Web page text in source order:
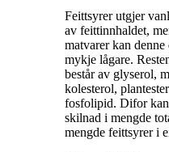
Feittsyrer utgjer
av feittinnhaldet,
matvarer kan denne
mykje lågare.
består av glyserol,
kolesterol,
fosfolipid. Difor
skilnad i mengde
mengde feittsyrer i